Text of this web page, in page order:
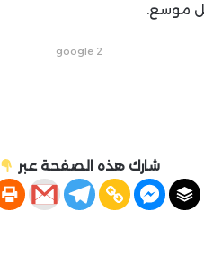
موسع.
google 2
شارك هذه الصفحة عبر